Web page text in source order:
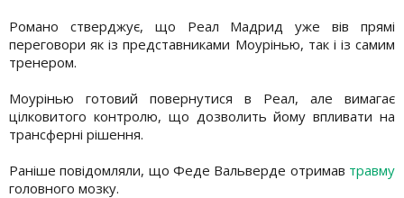
Романо стверджує, що Реал Мадрид уже вів прямі
переговори як із представниками Моурінью, так і із самим
тренером.
Моурінью готовий повернутися в Реал, але вимагає
цілковитого контролю, що дозволить йому впливати на
трансферні рішення.
Раніше повідомляли, що Феде Вальверде отримав травму
головного мозку.